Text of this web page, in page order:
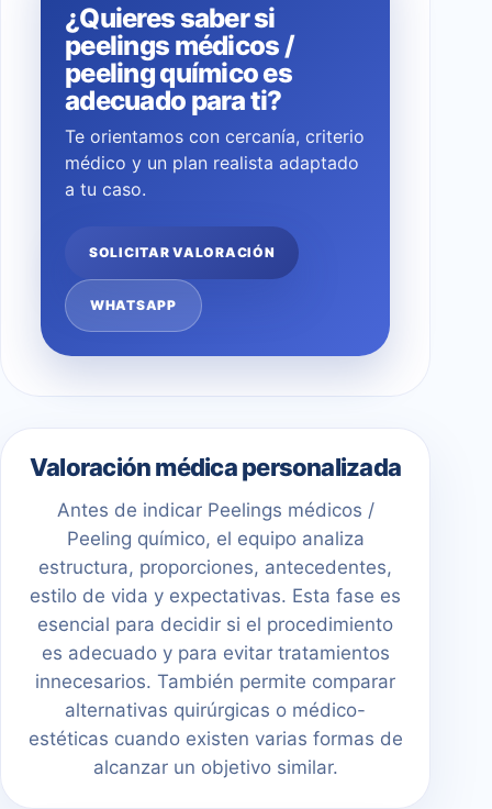
¿Quieres saber si
peelings médicos /
peeling químico es
adecuado para ti?
Te orientamos con cercanía, criterio
médico y un plan realista adaptado
a tu caso.
SOLICITAR VALORACIÓN
WHATSAPP
Valoración médica personalizada
Antes de indicar Peelings médicos /
Peeling químico, el equipo analiza
estructura, proporciones, antecedentes,
estilo de vida y expectativas. Esta fase es
esencial para decidir si el procedimiento
es adecuado y para evitar tratamientos
innecesarios. También permite comparar
alternativas quirúrgicas o médico-
estéticas cuando existen varias formas de
alcanzar un objetivo similar.